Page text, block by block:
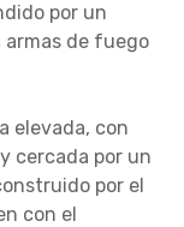
por un
armas de fuego
elevada, con
cercada por un
por el
con el